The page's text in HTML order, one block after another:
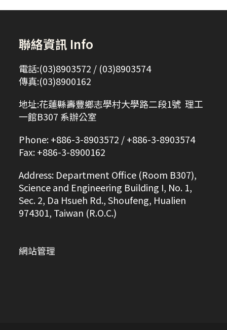
聯絡資訊 Info
電話:(03)8903572 / (03)8903574
傳真:(03)8900162
地址:花蓮縣壽豐鄉志學村大學路二段1號 理工
一館B307 系辦公室
Phone: +886-3-8903572 / +886-3-8903574
Fax: +886-3-8900162
Address: Department Office (Room B307),
Science and Engineering Building I, No. 1,
Sec. 2, Da Hsueh Rd., Shoufeng, Hualien
974301, Taiwan (R.O.C.)
網站管理